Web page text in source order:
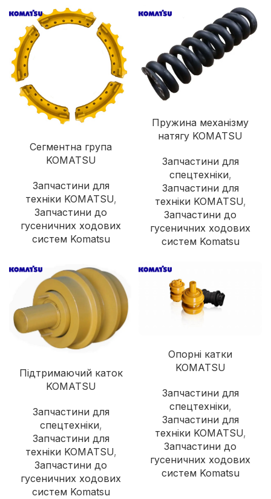
Сегментна група
KOMATSU
Запчастини для
техніки KOMATSU,
Запчастини до
гусеничних ходових
систем Komatsu
Пружина механізму
натягу KOMATSU
Запчастини для
спецтехніки,
Запчастини для
техніки KOMATSU,
Запчастини до
гусеничних ходових
систем Komatsu
Підтримаючий каток
KOMATSU
Запчастини для
спецтехніки,
Запчастини для
техніки KOMATSU,
Запчастини до
гусеничних ходових
систем Komatsu
Опорні катки
KOMATSU
Запчастини для
спецтехніки,
Запчастини для
техніки KOMATSU,
Запчастини до
гусеничних ходових
систем Komatsu